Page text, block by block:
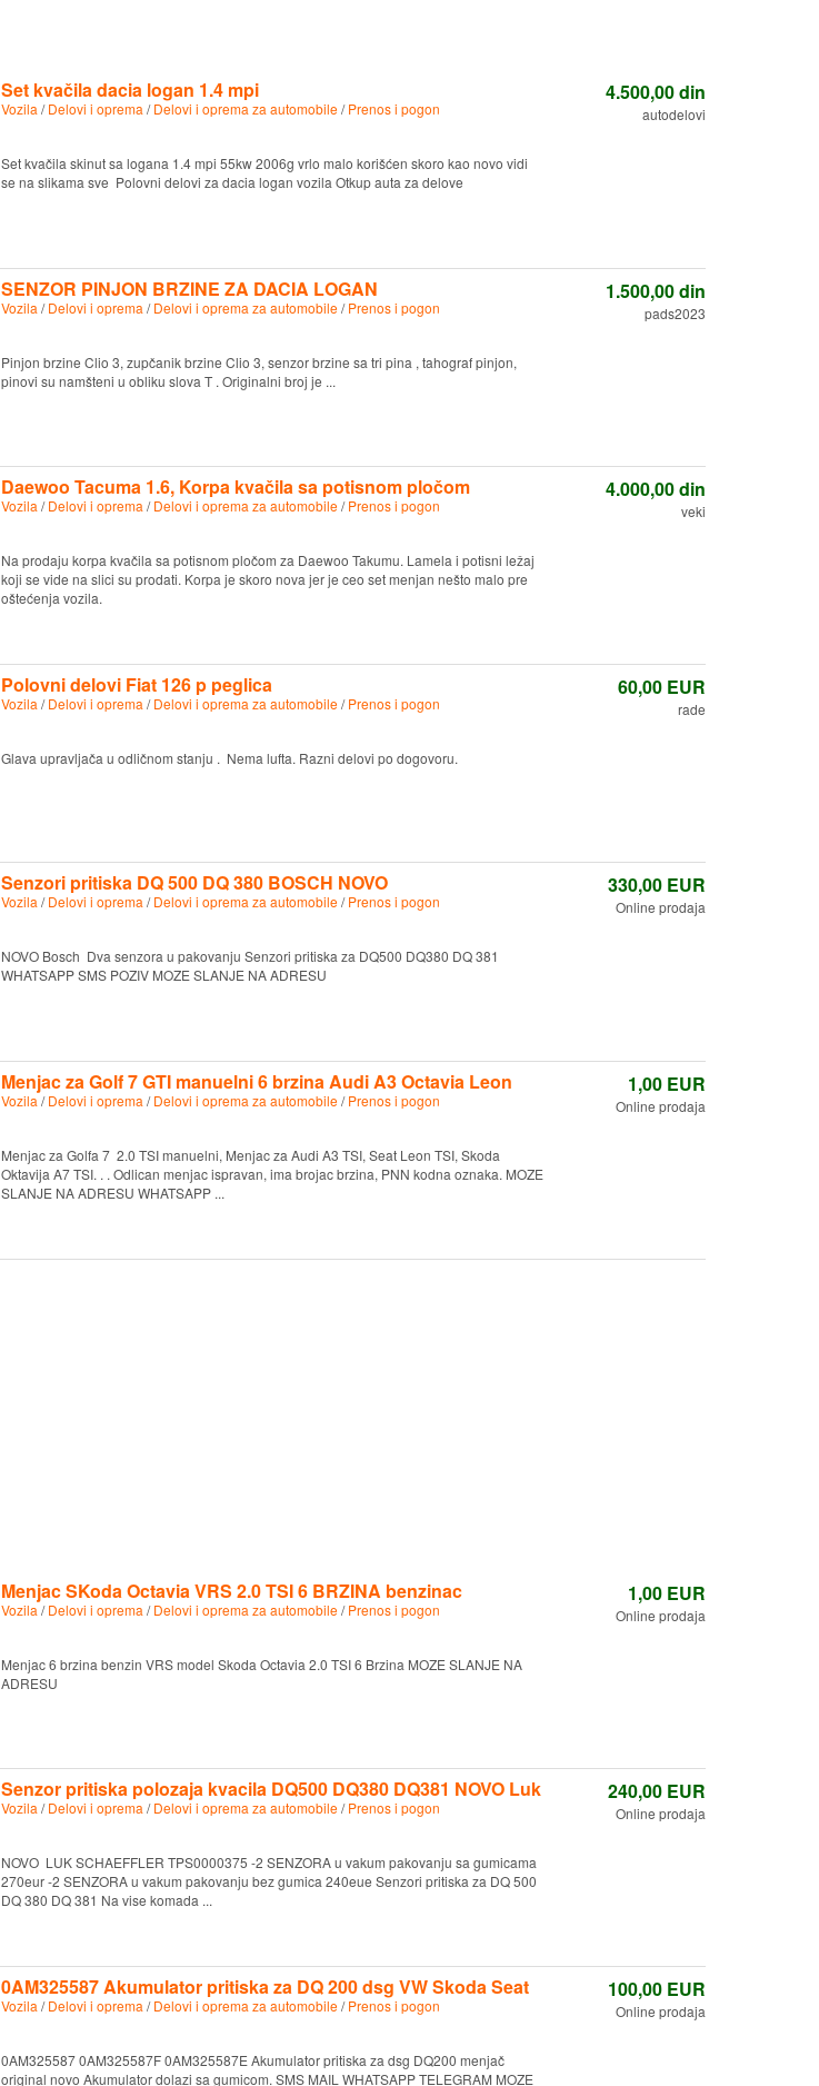
Set kvačila dacia logan 1.4 mpi
Vozila /Delovi i oprema /Delovi i oprema za automobile/Prenos i pogon
Set kvačila skinut sa logana 1.4 mpi 55kw 2006g vrlo malo korišćen skoro kao novo vidi
se na slikama sve Polovni delovi za dacia logan vozila Otkup auta za delove
4.500,00din
autodelovi
SENZOR PINJON BRZINE ZA DACIA LOGAN
Vozila /Delovi i oprema /Delovi i oprema za automobile/Prenos i pogon
Pinjon brzine Clio 3, zupčanik brzine Clio 3, senzor brzine sa tri pina , tahograf pinjon,
pinovi su namšteni u obliku slova T . Originalni broj je ...
1.500,00din
pads2023
Daewoo Tacuma 1.6, Korpa kvačila sa potisnom pločom
Vozila /Delovi i oprema /Delovi i oprema za automobile/Prenos i pogon
Na prodaju korpa kvačila sa potisnom pločom za Daewoo Takumu. Lamela i potisni ležaj
koji se vide na slici su prodati. Korpa je skoro nova jer je ceo set menjan nešto malo pre
oštećenja vozila.
4.000,00din
veki
Polovni delovi Fiat 126 p peglica
Vozila /Delovi i oprema /Delovi i oprema za automobile/Prenos i pogon
Glava upravljača u odličnom stanju . Nema lufta. Razni delovi po dogovoru.
60,00EUR
rade
Senzori pritiska DQ 500 DQ 380 BOSCH NOVO
Vozila /Delovi i oprema /Delovi i oprema za automobile/Prenos i pogon
NOVO Bosch Dva senzora u pakovanju Senzori pritiska za DQ500 DQ380 DQ 381
WHATSAPP SMS POZIV MOZE SLANJE NA ADRESU
330,00EUR
Online prodaja
Menjac za Golf 7 GTI manuelni 6 brzina Audi A3 Octavia Leon
Vozila /Delovi i oprema /Delovi i oprema za automobile/Prenos i pogon
Menjac za Golfa 7 2.0 TSI manuelni, Menjac za Audi A3 TSI, Seat Leon TSI, Skoda
Oktavija A7 TSI. . . Odlican menjac ispravan, ima brojac brzina, PNN kodna oznaka. MOZE
SLANJE NA ADRESU WHATSAPP ...
1,00EUR
Online prodaja
Menjac SKoda Octavia VRS 2.0 TSI 6 BRZINA benzinac
Vozila /Delovi i oprema /Delovi i oprema za automobile/Prenos i pogon
Menjac 6 brzina benzin VRS model Skoda Octavia 2.0 TSI 6 Brzina MOZE SLANJE NA
ADRESU
1,00EUR
Online prodaja
Senzor pritiska polozaja kvacila DQ500 DQ380 DQ381 NOVO Luk
Vozila /Delovi i oprema /Delovi i oprema za automobile/Prenos i pogon
NOVO LUK SCHAEFFLER TPS0000375 -2 SENZORA u vakum pakovanju sa gumicama
270eur -2 SENZORA u vakum pakovanju bez gumica 240eue Senzori pritiska za DQ 500
DQ 380 DQ 381 Na vise komada ...
240,00EUR
Online prodaja
0AM325587 Akumulator pritiska za DQ 200 dsg VW Skoda Seat
Vozila /Delovi i oprema /Delovi i oprema za automobile/Prenos i pogon
0AM325587 0AM325587F 0AM325587E Akumulator pritiska za dsg DQ200 menjač
original novo Akumulator dolazi sa gumicom. SMS MAIL WHATSAPP TELEGRAM MOZE
100,00EUR
Online prodaja